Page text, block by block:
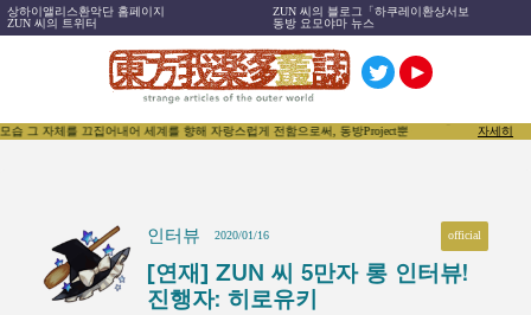
상하이앨리스환악단 홈페이지
ZUN 씨의 블로그「하쿠레이환상서보
ZUN 씨의 트위터
동방 요모야마 뉴스
어내어 세계를 향해 자랑스럽게 전함으로써, 동방Project뿐 아닌 「동인문화」 그 자체를 더욱
자세히
인터뷰 2020/01/16 official
[연재] ZUN 씨 5만자 롱 인터뷰!
진행자: 히로유키